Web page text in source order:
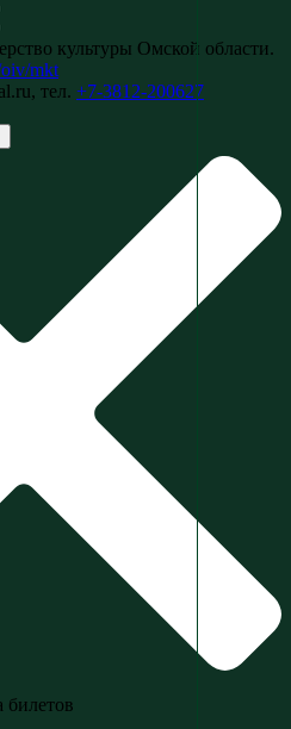
культуры Омской области.
mkt
тел. +7-3812-200627
билетов